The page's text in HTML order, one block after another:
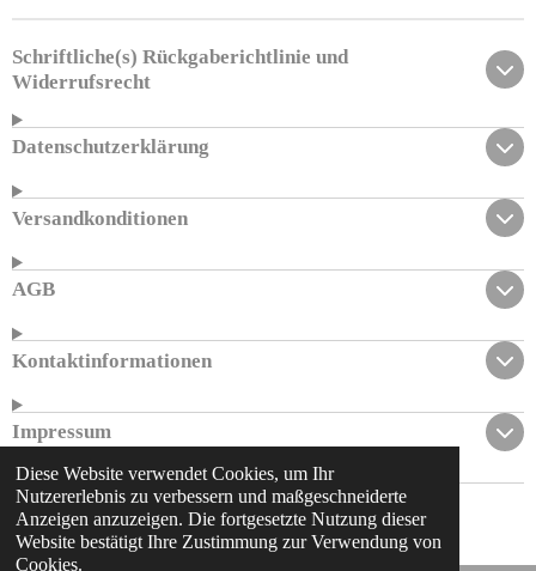
Diese Website verwendet Cookies, um Ihr
Nutzererlebnis zu verbessern und maßgeschneiderte
Anzeigen anzuzeigen. Die fortgesetzte Nutzung dieser
Website bestätigt Ihre Zustimmung zur Verwendung von
Cookies.
Schriftliche(s) Rückgaberichtlinie und
Widerrufsrecht
Datenschutzerklärung
Versandkonditionen
AGB
Kontaktinformationen
Impressum
© 2023 - 2026 al-hayba.de
Mit Unterstützung vonWebador